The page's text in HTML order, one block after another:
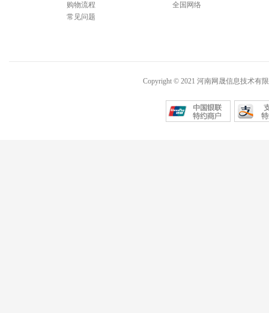
购物流程
常见问题
全国网络
Copyright © 2021 河南网晟信息技术有